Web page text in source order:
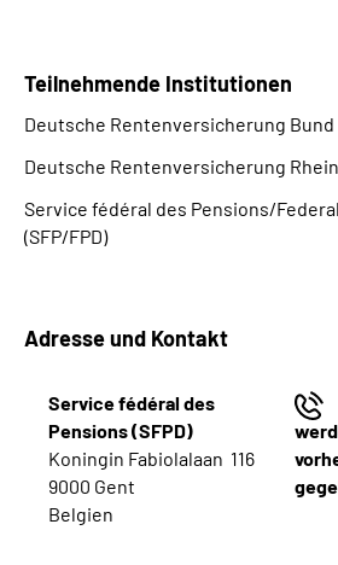
Leichte Sprache
Mein
Teilnehmende Institutionen
Deutsche Rentenversicherung Bund
Deutsche Rentenversicherung
Service fédéral des Pensions/
(SFP/FPD)
Adresse und Kontakt
Service fédéral des
Pensions (SFPD)
Koningin Fabiolalaan 116
9000 Gent
Belgien